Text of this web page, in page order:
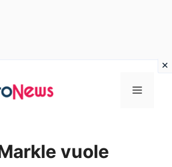
Menu
vuole